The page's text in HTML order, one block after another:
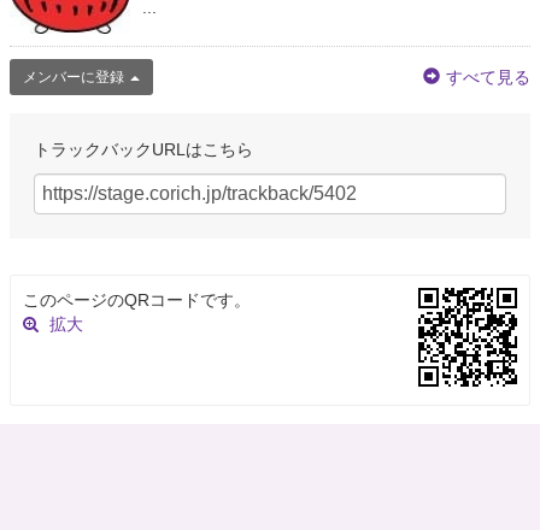
メンバーに登録 すべて見る
トラックバックURLはこちら
このページのQRコードです。
拡大